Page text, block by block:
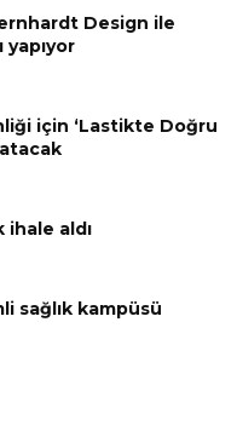
Design ile
yapıyor
için ‘Lastikte Doğru
ihale aldı
sağlık kampüsü